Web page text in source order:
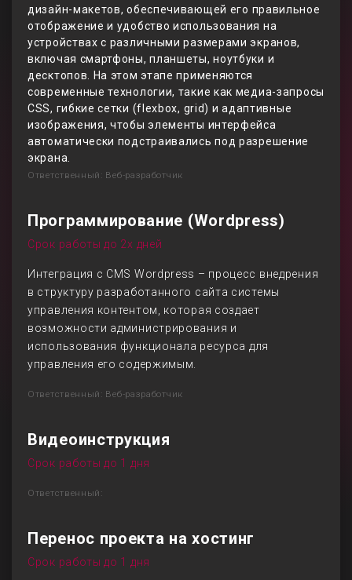
дизайн-макетов, обеспечивающей его правильное
отображение и удобство использования на
устройствах с различными размерами экранов,
включая смартфоны, планшеты, ноутбуки и
десктопов. На этом этапе применяются
современные технологии, такие как медиа-запросы
CSS, гибкие сетки (flexbox, grid) и адаптивные
изображения, чтобы элементы интерфейса
автоматически подстраивались под разрешение
экрана.
Ответственный: Веб-разработчик
Программирование (Wordpress)
Срок работы до 2х дней
Интеграция с CMS Wordpress – процесс внедрения
в структуру разработанного сайта системы
управления контентом, которая создает
возможности администрирования и
использования функционала ресурса для
управления его содержимым.
Ответственный: Веб-разработчик
Видеоинструкция
Срок работы до 1 дня
Ответственный:
Перенос проекта на хостинг
Срок работы до 1 дня